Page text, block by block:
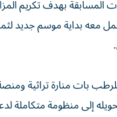
بهدف تكريم
معه بداية موسم
بات منارة تراثية
إلى منظومة متكاملة